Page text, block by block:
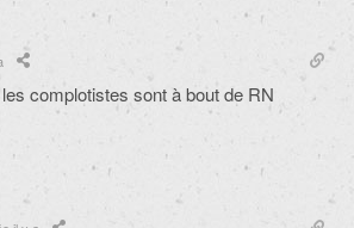
complotistes sont à bout de RN